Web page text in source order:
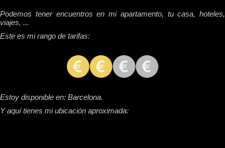
Podemos tener encuentros en mi apartamento, tu casa, hoteles,
viajes, ...
Este es mi rango de tarifas:
Estoy disponible en: Barcelona.
Y aquí tienes mi ubicación aproximada: